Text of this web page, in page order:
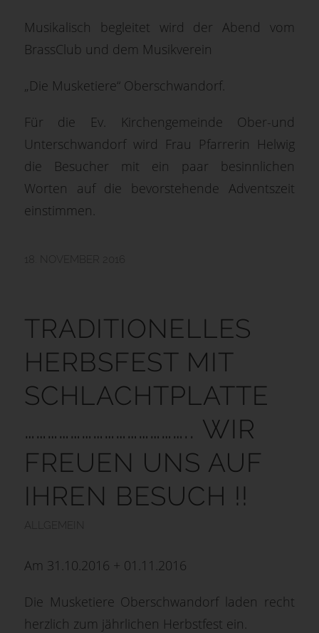
Musikalisch begleitet wird der Abend vom
BrassClub und dem Musikverein
„Die Musketiere“ Oberschwandorf.
Für die Ev. Kirchengemeinde Ober-und
Unterschwandorf wird Frau Pfarrerin Helwig
die Besucher mit ein paar besinnlichen
Worten auf die bevorstehende Adventszeit
einstimmen.
18. NOVEMBER 2016
TRADITIONELLES
HERBSFEST MIT
SCHLACHTPLATTE
…………………………………….. WIR
FREUEN UNS AUF
IHREN BESUCH !!
Am 31.10.2016 + 01.11.2016
Die Musketiere Oberschwandorf laden recht
herzlich zum jährlichen Herbstfest ein.